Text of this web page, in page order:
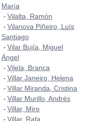
María
- Vilalta, Ramón
- Vilanova Piñeiro, Luís
Santiago
- Vilar Bujía, Miguel
Ángel
- Vilela, Branca
- Villar Janeiro, Helena
- Villar Miranda, Cristina
- Villar Murillo, Andrés
- Villar, Miro
- Villar, Rafa